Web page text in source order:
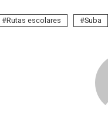
Rutas escolares Suba